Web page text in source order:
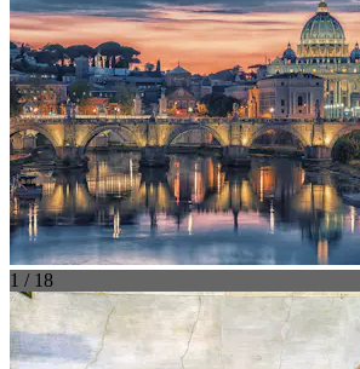
1 / 18